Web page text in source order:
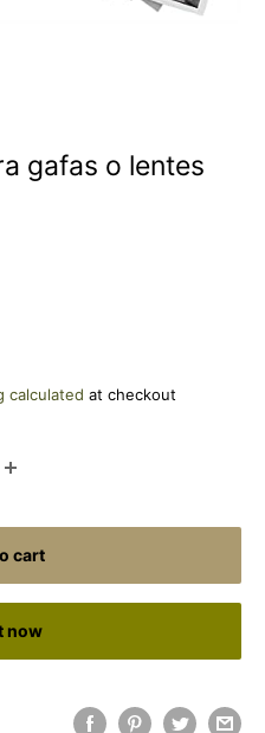
gafas o lentes
calculated at checkout
cart
now